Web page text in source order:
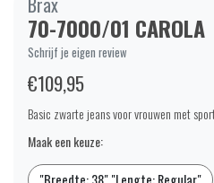
70-7000/01 CAROLA
Schrijf je eigen review
€109,95
Basic zwarte jeans voor vrouwen met
Maak een keuze: